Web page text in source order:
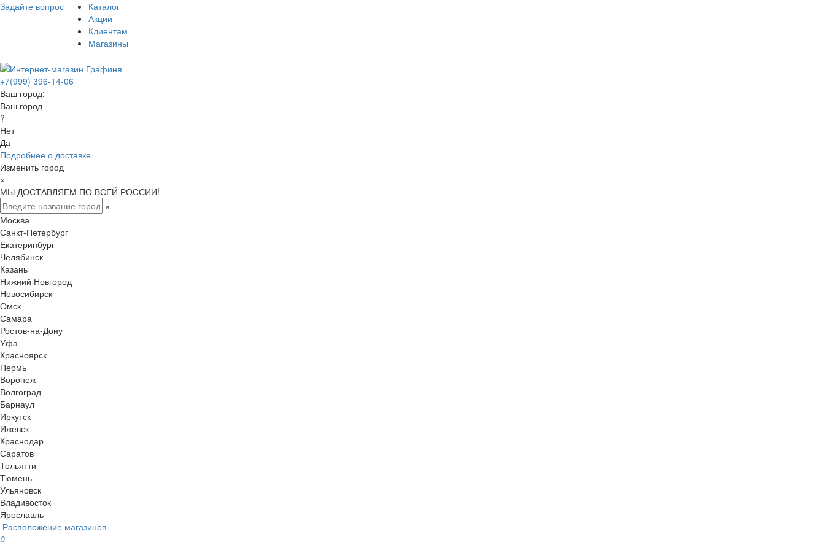
Задайте вопрос
Каталог
Акции
Клиентам
Магазины
+7(999) 396-14-06
Ваш город:
Ваш город
?
Нет
Да
Подробнее о доставке
Изменить город
×
МЫ ДОСТАВЛЯЕМ ПО ВСЕЙ РОССИИ!
×
Москва
Санкт-Петербург
Екатеринбург
Челябинск
Казань
Нижний Новгород
Новосибирск
Омск
Самара
Ростов-на-Дону
Уфа
Красноярск
Пермь
Воронеж
Волгоград
Барнаул
Иркутск
Ижевск
Краснодар
Саратов
Тольятти
Тюмень
Ульяновск
Владивосток
Ярославль
Расположение магазинов
0